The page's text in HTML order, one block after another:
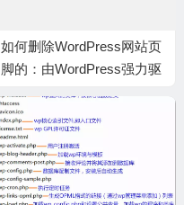
如何删除WordPress网站页
脚的：由WordPress强力驱